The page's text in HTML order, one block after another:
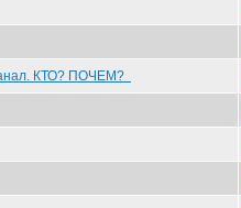
КТО? ПОЧЕМ?